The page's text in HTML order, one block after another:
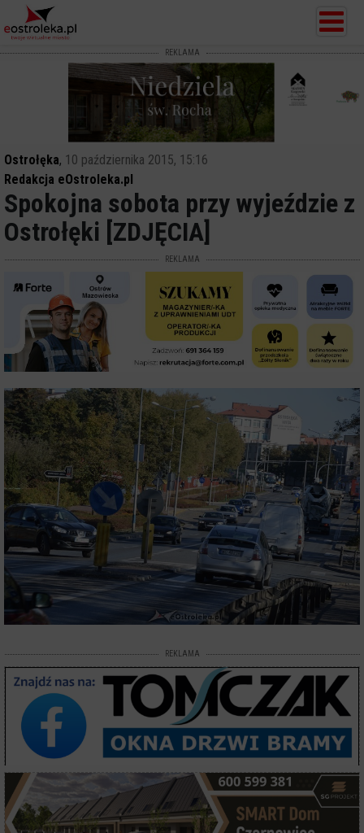
REKLAMA
Ostrołęka, 10 października 2015, 15:16
Redakcja eOstroleka.pl
Spokojna sobota przy wyjeździe z
Ostrołęki [ZDJĘCIA]
REKLAMA
REKLAMA